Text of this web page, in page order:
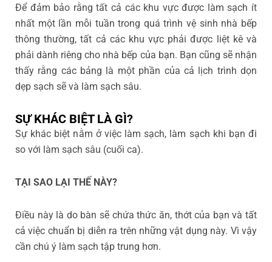
Để đảm bảo rằng tất cả các khu vực được làm sạch ít
nhất một lần mỗi tuần trong quá trình vệ sinh nhà bếp
thông thường, tất cả các khu vực phải được liệt kê và
phải dành riêng cho nhà bếp của bạn. Bạn cũng sẽ nhận
thấy rằng các bảng là một phần của cả lịch trình dọn
dẹp sạch sẽ và làm sạch sâu.
SỰ KHÁC BIỆT LÀ GÌ?
Sự khác biệt nằm ở việc làm sạch, làm sạch khi bạn đi
so với làm sạch sâu (cuối ca).
TẠI SAO LẠI THẾ NÀY?
Điều này là do bàn sẽ chứa thức ăn, thớt của bạn và tất
cả việc chuẩn bị diễn ra trên những vật dụng này. Vì vậy
cần chú ý làm sạch tập trung hơn.